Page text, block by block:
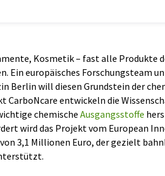
Kosmetik – fast alle Produkte
Ein europäisches Forschungsteam
Berlin will diesen Grundstein der
CarboNcare entwickeln die
chemische Ausgangsstoffe
wird das Projekt vom European
3,1 Millionen Euro, der gezielt